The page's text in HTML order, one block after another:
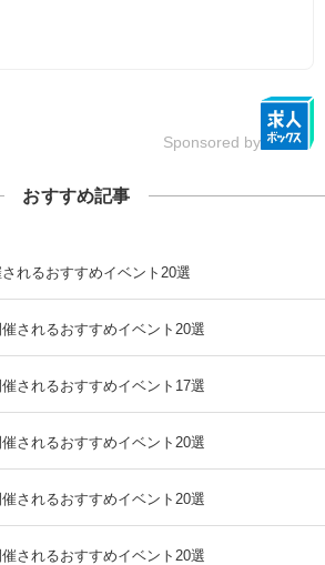
Sponsored by
おすすめ記事
れるおすすめイベント20選
されるおすすめイベント20選
されるおすすめイベント17選
されるおすすめイベント20選
されるおすすめイベント20選
されるおすすめイベント20選